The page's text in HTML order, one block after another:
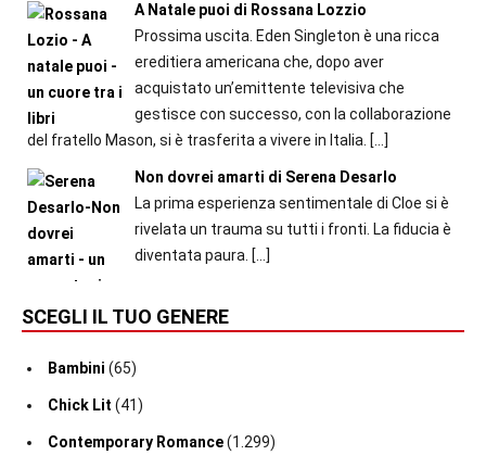
A Natale puoi di Rossana Lozzio
Prossima uscita. Eden Singleton è una ricca
ereditiera americana che, dopo aver
acquistato un’emittente televisiva che
gestisce con successo, con la collaborazione
del fratello Mason, si è trasferita a vivere in Italia. […]
Non dovrei amarti di Serena Desarlo
La prima esperienza sentimentale di Cloe si è
rivelata un trauma su tutti i fronti. La fiducia è
diventata paura. […]
SCEGLI IL TUO GENERE
Bambini (65)
Chick Lit (41)
Contemporary Romance(1.299)